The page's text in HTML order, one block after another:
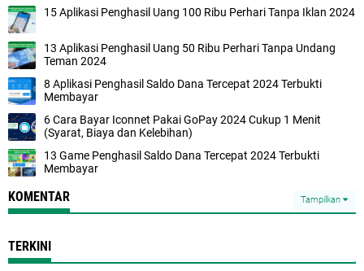
15 Aplikasi Penghasil Uang 100 Ribu Perhari Tanpa Iklan 2024
13 Aplikasi Penghasil Uang 50 Ribu Perhari Tanpa Undang
Teman 2024
8 Aplikasi Penghasil Saldo Dana Tercepat 2024 Terbukti
Membayar
6 Cara Bayar Iconnet Pakai GoPay 2024 Cukup 1 Menit
(Syarat, Biaya dan Kelebihan)
13 Game Penghasil Saldo Dana Tercepat 2024 Terbukti
Membayar
KOMENTAR Tampilkan
TERKINI